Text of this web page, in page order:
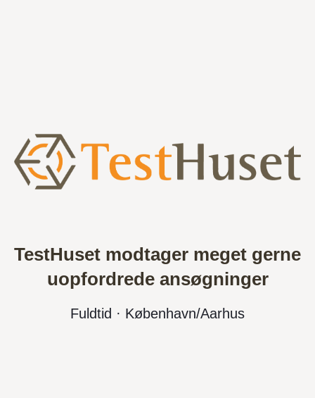
TestHuset modtager meget gerne
uopfordrede ansøgninger
Fuldtid · København/Aarhus